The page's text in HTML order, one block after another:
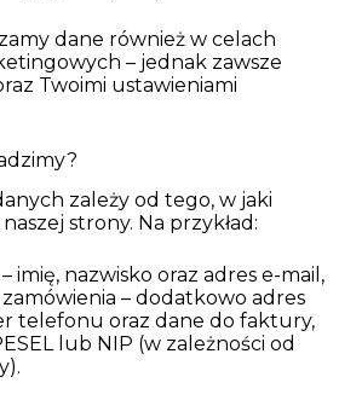
dane również w celach
– jednak zawsze
Twoimi ustawieniami
zależy od tego, w jaki
strony. Na przykład:
imię, nazwisko oraz adres e-mail,
zamówienia – dodatkowo adres
telefonu oraz dane do faktury,
lub NIP (w zależności od